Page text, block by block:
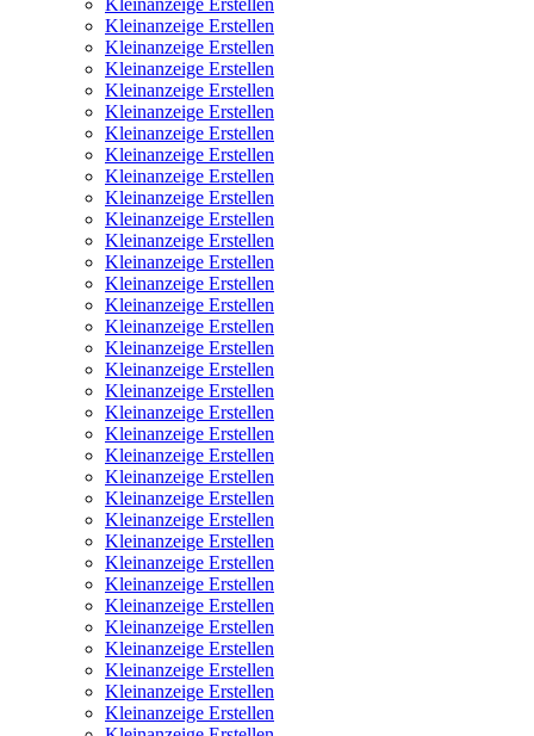
Kleinanzeige Erstellen
Kleinanzeige Erstellen
Kleinanzeige Erstellen
Kleinanzeige Erstellen
Kleinanzeige Erstellen
Kleinanzeige Erstellen
Kleinanzeige Erstellen
Kleinanzeige Erstellen
Kleinanzeige Erstellen
Kleinanzeige Erstellen
Kleinanzeige Erstellen
Kleinanzeige Erstellen
Kleinanzeige Erstellen
Kleinanzeige Erstellen
Kleinanzeige Erstellen
Kleinanzeige Erstellen
Kleinanzeige Erstellen
Kleinanzeige Erstellen
Kleinanzeige Erstellen
Kleinanzeige Erstellen
Kleinanzeige Erstellen
Kleinanzeige Erstellen
Kleinanzeige Erstellen
Kleinanzeige Erstellen
Kleinanzeige Erstellen
Kleinanzeige Erstellen
Kleinanzeige Erstellen
Kleinanzeige Erstellen
Kleinanzeige Erstellen
Kleinanzeige Erstellen
Kleinanzeige Erstellen
Kleinanzeige Erstellen
Kleinanzeige Erstellen